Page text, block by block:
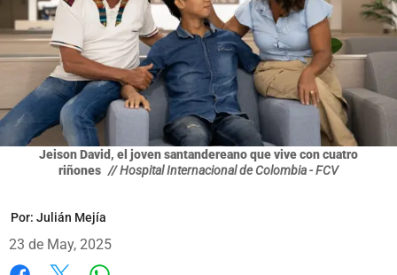
Jeison David, el joven santandereano que vive con cuatro
riñones // Hospital Internacional de Colombia - FCV
Por: Julián Mejía
23 de May, 2025